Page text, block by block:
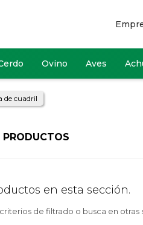
Ovino Aves
de cuadril
PRODUCTOS
en esta sección.
de filtrado o busca en otras